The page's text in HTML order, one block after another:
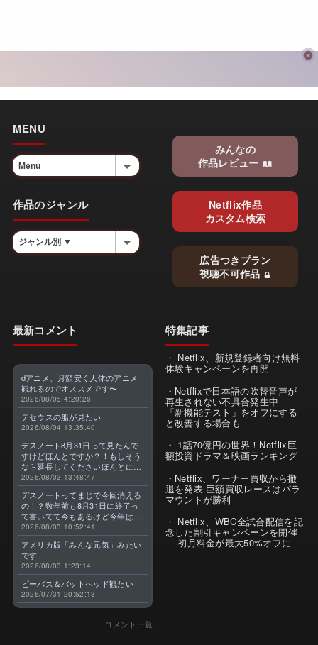
MENU
作品のジャンル
みんなの
作品レビュー
Netflix作品
カスタム検索
広告つきプラン
視聴不可作品
最新コメント
dアニメ、月額安く大体のアニメ
観れるのでオススメです〜
2026/08/05 4:20:26
テセウスの船が見たい
2026/08/04 13:35:40
デスノート8月31日って見たんで
すけどほんとですか？！もしそう
なら延長してくださいほんとに大
好きなんです😭
2026/08/03 13:48:47
デスノートってまじで今回消える
の！？数年前も8月31日に終了っ
て書いてて今もあるけど今年はま
じのやつ！？よくわからん！！で
きればなくならないでほしい！平
成アニメを振り返らせてくれっ
っ！！！！！！！
2026/08/03 10:52:41
アメリカ版「みんな元気」みたい
です
2026/08/03 1:23:14
ビーバス＆バットヘッド観たい
2026/07/31 20:52:13
コメント一覧
特集記事
Netflix、新規登録者向け無料
体験キャンペーンを再開
Netflixで日本語の吹替音声が
再生されない不具合発生中｜
「新機能テスト」をオフにする
と改善する場合も
1話70億円の世界！Netflix巨
額投資ドラマ＆映画ランキング
Netflix、ワーナー買収から撤
退を発表 巨額買収レースはパラ
マウントが勝利
Netflix、WBC全試合配信を記
念した割引キャンペーンを開催
— 初月料金が最大50%オフに